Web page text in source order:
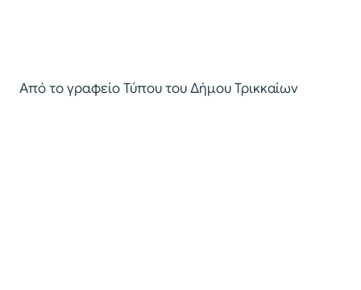
Από το γραφείο Τύπου του Δήμου Τρικκαίων